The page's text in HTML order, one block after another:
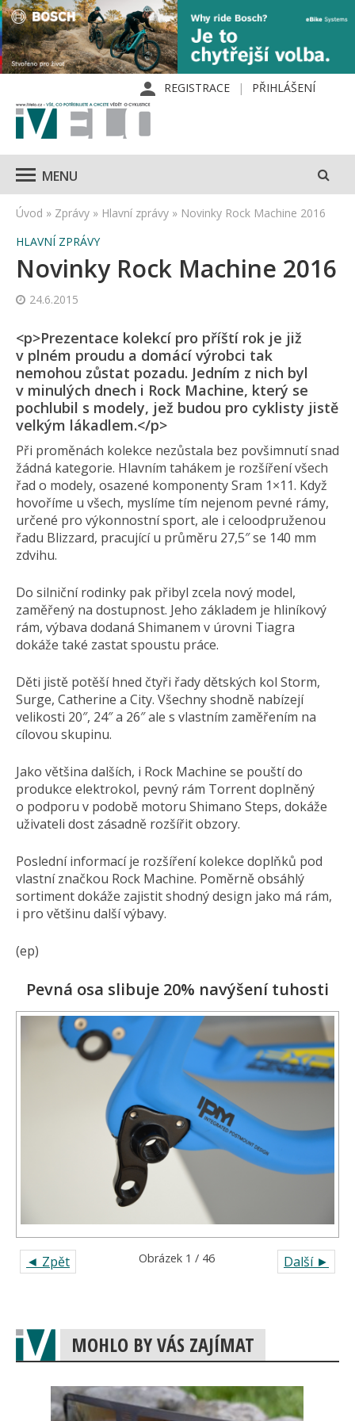
REGISTRACE PŘIHLÁŠENÍ
MENU
Úvod » Zprávy » Hlavní zprávy » Novinky Rock Machine 2016
HLAVNÍ ZPRÁVY
Novinky Rock Machine 2016
24.6.2015
<p>Prezentace kolekcí pro příští rok je již
v plném proudu a domácí výrobci tak
nemohou zůstat pozadu. Jedním z nich byl
v minulých dnech i Rock Machine, který se
pochlubil s modely, jež budou pro cyklisty jistě
velkým lákadlem.</p>
Při proměnách kolekce nezůstala bez povšimnutí snad
žádná kategorie. Hlavním tahákem je rozšíření všech
řad o modely, osazené komponenty Sram 1×11. Když
hovoříme u všech, myslíme tím nejenom pevné rámy,
určené pro výkonnostní sport, ale i celoodpruženou
řadu Blizzard, pracující u průměru 27,5″ se 140 mm
zdvihu.
Do silniční rodinky pak přibyl zcela nový model,
zaměřený na dostupnost. Jeho základem je hliníkový
rám, výbava dodaná Shimanem v úrovni Tiagra
dokáže také zastat spoustu práce.
Děti jistě potěší hned čtyři řady dětských kol Storm,
Surge, Catherine a City. Všechny shodně nabízejí
velikosti 20″, 24″ a 26″ ale s vlastním zaměřením na
cílovou skupinu.
Jako většina dalších, i Rock Machine se pouští do
produkce elektrokol, pevný rám Torrent doplněný
o podporu v podobě motoru Shimano Steps, dokáže
uživateli dost zásadně rozšířit obzory.
Poslední informací je rozšíření kolekce doplňků pod
vlastní značkou Rock Machine. Poměrně obsáhlý
sortiment dokáže zajistit shodný design jako má rám,
i pro většinu další výbavy.
(ep)
Pevná osa slibuje 20% navýšení tuhosti
◄ Zpět Další ►
Obrázek 1 / 46
MOHLO BY VÁS ZAJÍMAT